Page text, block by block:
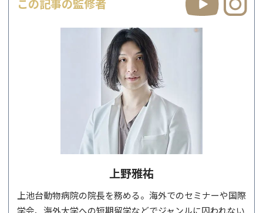
上野雅祐
上池台動物病院の院長を務める。海外でのセミナーや国際